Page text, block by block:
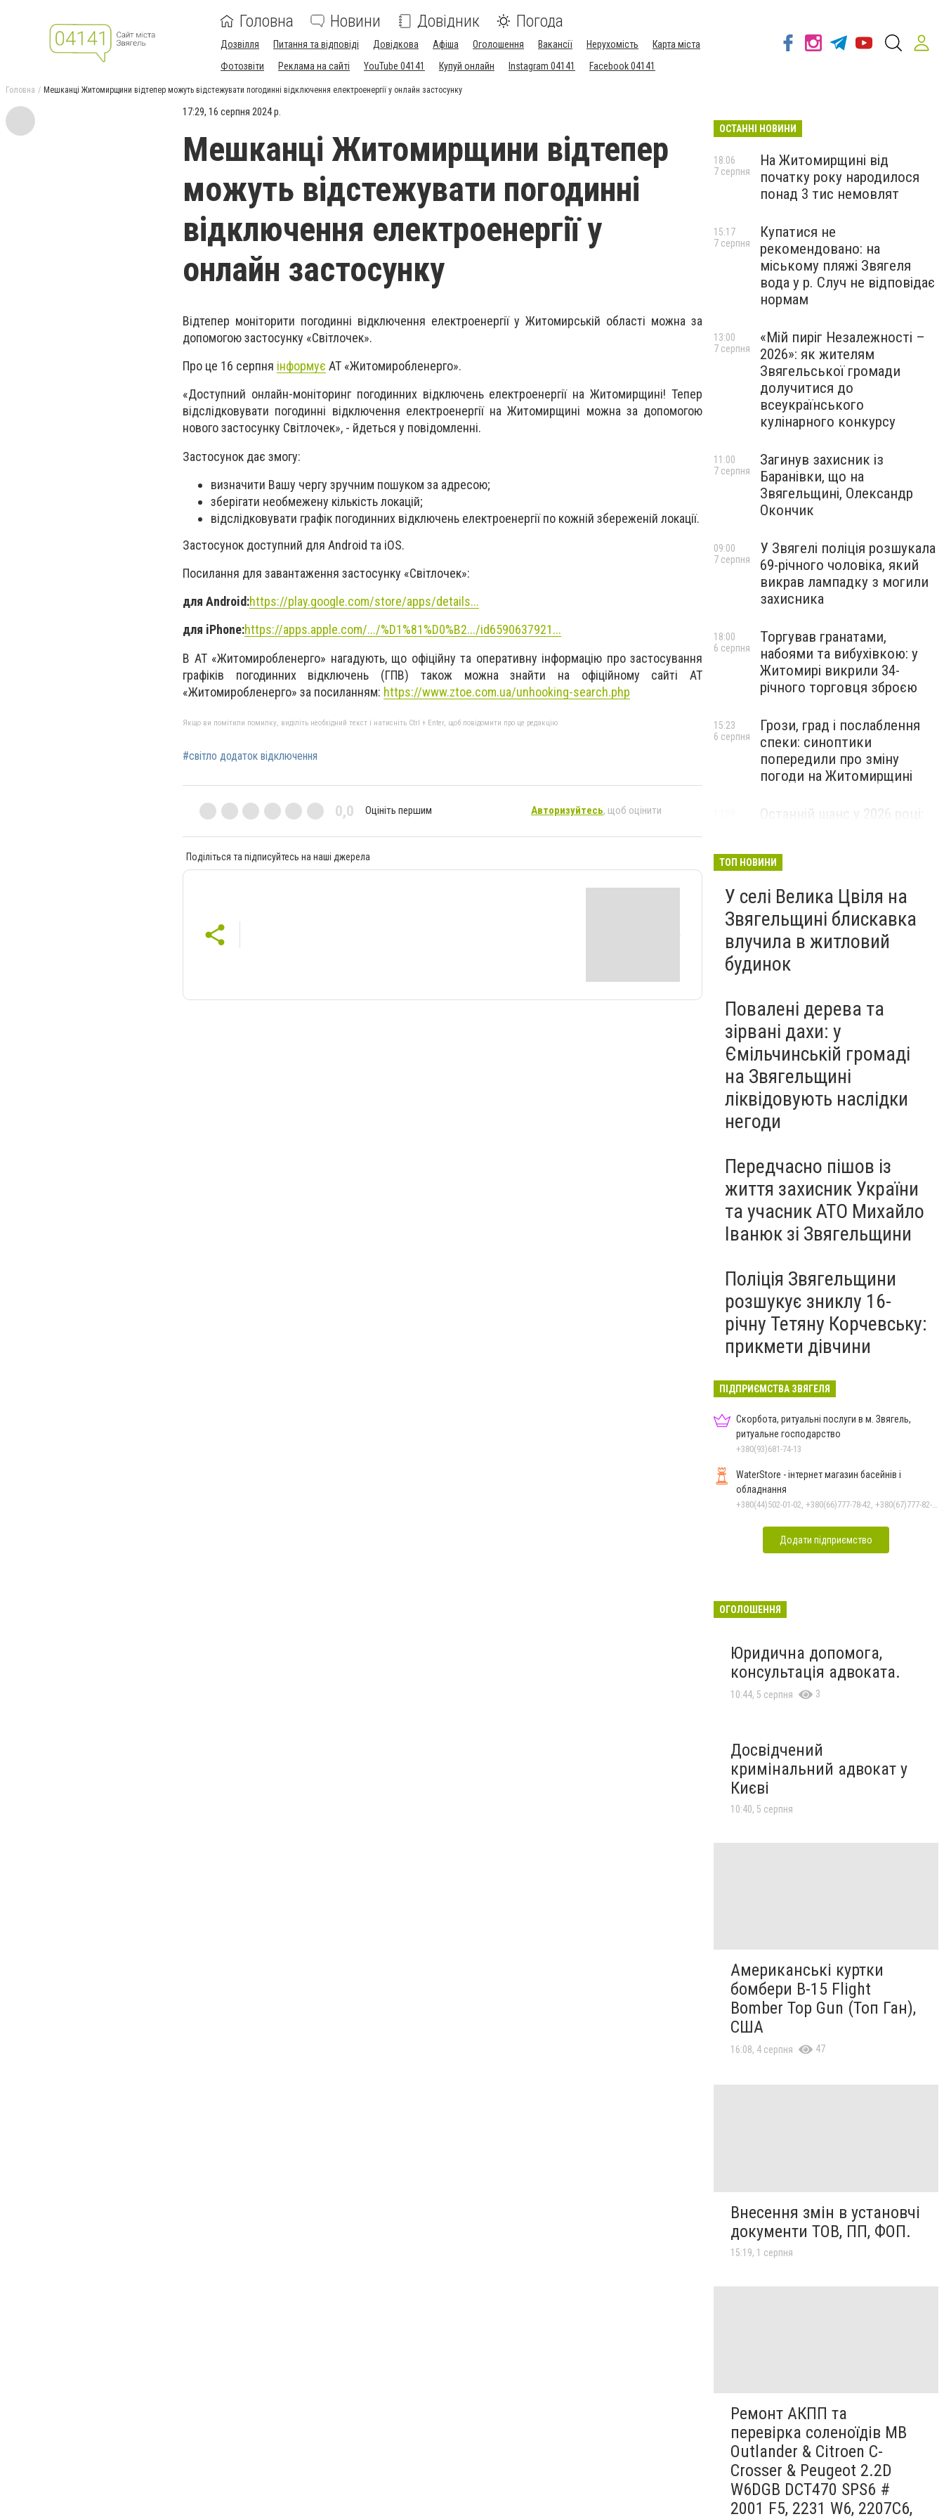
Головна Новини Довідник Погода
Дозвілля Питання та відповіді Довідкова Афіша Оголошення Вакансії Нерухомість
Карта міста
Фотозвіти
Реклама на сайті YouTube 04141 Купуй онлайн Instagram 04141 Facebook 04141
Головна Мешканці Житомирщини відтепер можуть відстежувати погодинні відключення електроенергії у онлайн застосунку
17:29, 16 серпня 2024 р.
Мешканці Житомирщини відтепер
можуть відстежувати погодинні
відключення електроенергії у
онлайн застосунку
Відтепер моніторити погодинні відключення електроенергії у Житомирській області можна за
допомогою застосунку «Світлочек».
Про це 16 серпня інформує АТ «Житомиробленерго».
«Доступний онлайн-моніторинг погодинних відключень електроенергії на Житомирщині! Тепер
відслідковувати погодинні відключення електроенергії на Житомирщині можна за допомогою
нового застосунку Світлочек», - йдеться у повідомленні.
Застосунок дає змогу:
визначити Вашу чергу зручним пошуком за адресою;
зберігати необмежену кількість локацій;
відслідковувати графік погодинних відключень електроенергії по кожній збереженій локації.
Застосунок доступний для Android та iOS.
Посилання для завантаження застосунку «Світлочек»:
для Android:https://play.google.com/store/apps/details...
для iPhone:https://apps.apple.com/.../%D1%81%D0%B2.../id6590637921...
В АТ «Житомиробленерго» нагадують, що офіційну та оперативну інформацію про застосування
графіків погодинних відключень (ГПВ) також можна знайти на офіційному сайті АТ
«Житомиробленерго» за посиланням: https://www.ztoe.com.ua/unhooking-search.php
Якщо ви помітили помилку, виділіть необхідний текст і натисніть Ctrl + Enter, щоб повідомити про це редакцію
#світло додаток відключення
0,0 Оцініть першим Авторизуйтесь, щоб оцінити
Поділіться та підписуйтесь на наші джерела
ОСТАННІ НОВИНИ
На Житомирщині від
початку року народилося
понад 3 тис немовлят
18:06
7 серпня
Купатися не
рекомендовано: на
міському пляжі Звягеля
вода у р. Случ не відповідає
нормам
15:17
7 серпня
«Мій пиріг Незалежності –
2026»: як жителям
Звягельської громади
долучитися до
всеукраїнського
кулінарного конкурсу
13:00
7 серпня
Загинув захисник із
Баранівки, що на
Звягельщині, Олександр
Окончик
11:00
7 серпня
У Звягелі поліція розшукала
69-річного чоловіка, який
викрав лампадку з могили
захисника
09:00
7 серпня
Торгував гранатами,
набоями та вибухівкою: у
Житомирі викрили 34-
річного торговця зброєю
18:00
6 серпня
Грози, град і послаблення
спеки: синоптики
попередили про зміну
погоди на Житомирщині
15:23
6 серпня
Останній шанс у 2026 році:
майбутніх водійок автобусів
ТОП НОВИНИ
У селі Велика Цвіля на
Звягельщині блискавка
влучила в житловий
будинок
Повалені дерева та
зірвані дахи: у
Ємільчинській громаді
на Звягельщині
ліквідовують наслідки
негоди
Передчасно пішов із
життя захисник України
та учасник АТО Михайло
Іванюк зі Звягельщини
Поліція Звягельщини
розшукує зниклу 16-
річну Тетяну Корчевську:
прикмети дівчини
ПІДПРИЄМСТВА ЗВЯГЕЛЯ
Скорбота, ритуальні послуги в м. Звягель,
ритуальне господарство
+380(93)681-74-13
WaterStore - інтернет магазин басейнів і
обладнання
+380(44)502-01-02, +380(66)777-78-42, +380(67)777-82-19, +380(67)890-80-80, +380(73)890-80-80, +380(44)502-01-03
Додати підприємство
ОГОЛОШЕННЯ
Юридична допомога,
консультація адвоката.
10:44, 5 серпня 3
Досвідчений
кримінальний адвокат у
Києві
10:40, 5 серпня
Американські куртки
бомбери B-15 Flight
Bomber Top Gun (Топ Ган),
США
16:08, 4 серпня 47
Внесення змін в установчі
документи ТОВ, ПП, ФОП.
15:19, 1 серпня
Ремонт АКПП та
перевірка соленоїдів MB
Outlander & Citroen C-
Crosser & Peugeot 2.2D
W6DGB DCT470 SPS6 #
2001 F5, 2231 W6, 2207C6,